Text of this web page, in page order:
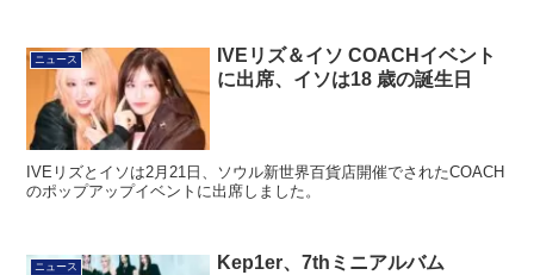
ニュース
IVEリズ＆イソ COACHイベント
に出席、イソは18 歳の誕生日
IVEリズとイソは2月21日、ソウル新世界百貨店開催でされたCOACH
のポップアップイベントに出席しました。
ニュース
Kep1er、7thミニアルバム